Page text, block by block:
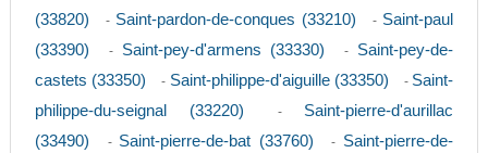
(33820)
- Saint-pardon-de-conques (33210) - Saint-paul
(33390)
- Saint-pey-d'armens (33330) - Saint-pey-de-
castets (33350)
- Saint-philippe-d'aiguille (33350) - Saint-
philippe-du-seignal (33220)
- Saint-pierre-d'aurillac
(33490)
- Saint-pierre-de-bat (33760) - Saint-pierre-de-